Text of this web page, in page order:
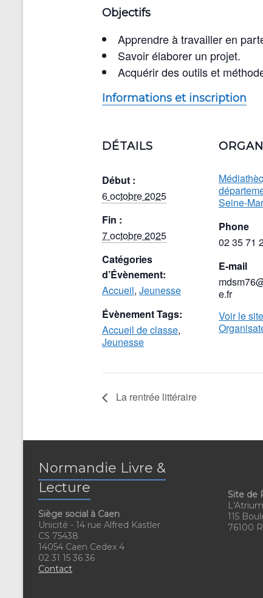
Objectifs
Apprendre à travailler en
Savoir élaborer un projet.
Acquérir des outils et
Informations et inscription
DÉTAILS
Début :
6 octobre 2025
Fin :
7 octobre 2025
Catégories
d’Évènement:
Accueil, Jeunesse
Évènement Tags:
Accueil de classe,
Jeunesse
Seine-
Phone
02 35 71
E-mail
e.fr
Voir le site
La rentrée littéraire
Normandie Livre &
Lecture
Siège social à Caen
Unicité - 14 rue Alfred Kastler
CS 75438
14054 Caen Cedex 4
02 31 15 36 36
Contact
Site de
L'Atrium
115
76100